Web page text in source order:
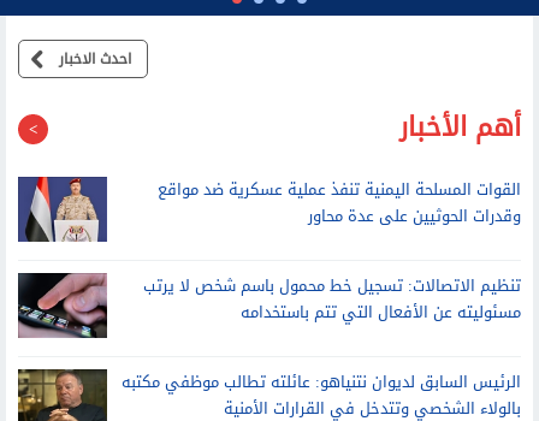
احدث الاخبار
أهم الأخبار
القوات المسلحة اليمنية تنفذ عملية عسكرية ضد مواقع
وقدرات الحوثيين على عدة محاور
تنظيم الاتصالات: تسجيل خط محمول باسم شخص لا يرتب
مسئوليته عن الأفعال التي تتم باستخدامه
الرئيس السابق لديوان نتنياهو: عائلته تطالب موظفي مكتبه
بالولاء الشخصي وتتدخل في القرارات الأمنية